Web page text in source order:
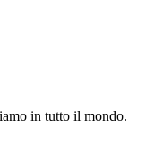
in tutto il mondo.